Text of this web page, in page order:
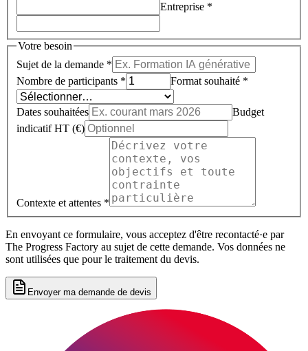
Entreprise *
Votre besoin
Sujet de la demande *
Nombre de participants *
Format souhaité *
Dates souhaitées
Budget
indicatif HT (€)
Contexte et attentes *
En envoyant ce formulaire, vous acceptez d'être recontacté·e par
The Progress Factory au sujet de cette demande. Vos données ne
sont utilisées que pour le traitement du devis.
Envoyer ma demande de devis